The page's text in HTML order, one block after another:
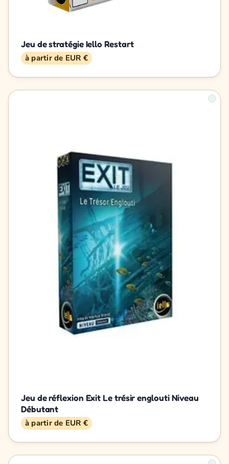
Jeu de stratégie Iello Restart
à partir de EUR €
Jeu de réflexion Exit Le trésir englouti Niveau
Débutant
à partir de EUR €